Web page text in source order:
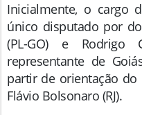
Inicialmente, o cargo
único disputado por
(PL-GO) e Rodrigo
representante de
partir de orientação do
Flávio Bolsonaro (RJ).